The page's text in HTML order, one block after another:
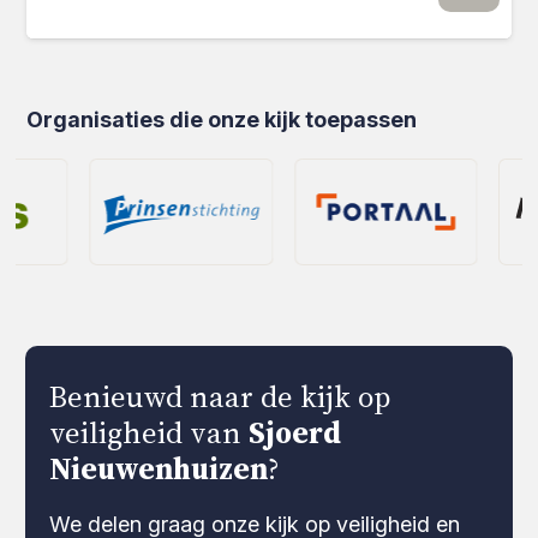
Organisaties die onze kijk toepassen
Benieuwd naar de kijk op
veiligheid van Sjoerd
Nieuwenhuizen?
We delen graag onze kijk op veiligheid en